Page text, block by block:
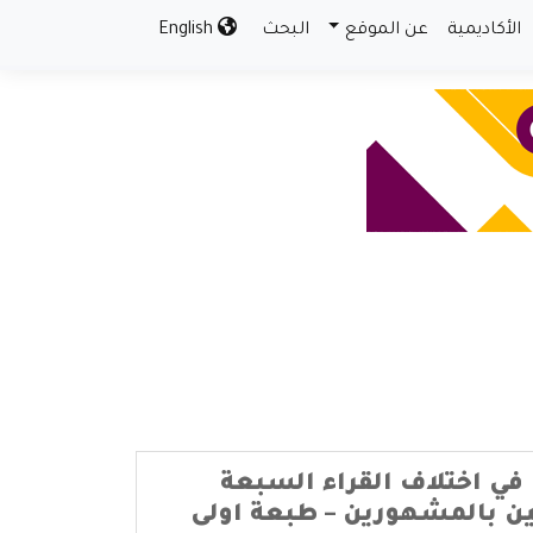
الأكاديمية عن الموقع البحث
في اختلاف القراء السبعة
بالمشهورين – طبعة اولى